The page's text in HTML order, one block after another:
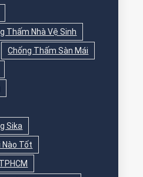
Thấm Nhà Vệ Sinh
Chống Thấm Sàn Mái
Sika
Nào Tốt